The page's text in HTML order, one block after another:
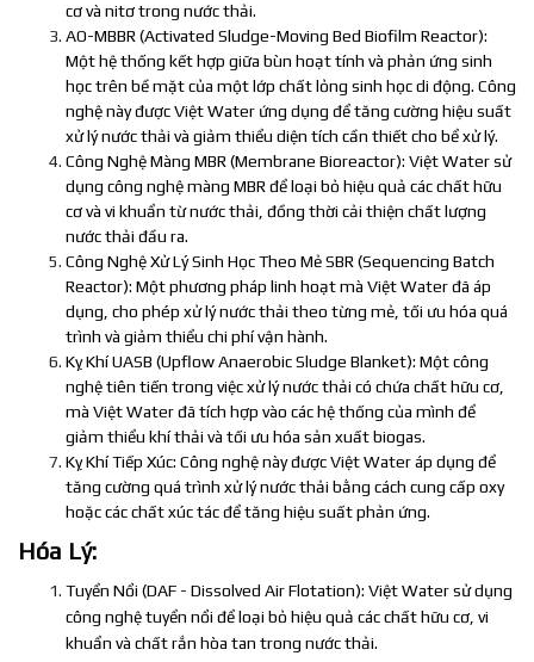
cơ và nitơ trong nước thải.
AO-MBBR (Activated Sludge-Moving Bed Biofilm Reactor):
Một hệ thống kết hợp giữa bùn hoạt tính và phản ứng sinh
học trên bề mặt của một lớp chất lỏng sinh học di động. Công
nghệ này được Việt Water ứng dụng để tăng cường hiệu suất
xử lý nước thải và giảm thiểu diện tích cần thiết cho bể xử lý.
Công Nghệ Màng MBR (Membrane Bioreactor): Việt Water sử
dụng công nghệ màng MBR để loại bỏ hiệu quả các chất hữu
cơ và vi khuẩn từ nước thải, đồng thời cải thiện chất lượng
nước thải đầu ra.
Công Nghệ Xử Lý Sinh Học Theo Mẻ SBR (Sequencing Batch
Reactor): Một phương pháp linh hoạt mà Việt Water đã áp
dụng, cho phép xử lý nước thải theo từng mẻ, tối ưu hóa quá
trình và giảm thiểu chi phí vận hành.
Kỵ Khí UASB (Upflow Anaerobic Sludge Blanket): Một công
nghệ tiên tiến trong việc xử lý nước thải có chứa chất hữu cơ,
mà Việt Water đã tích hợp vào các hệ thống của mình để
giảm thiểu khí thải và tối ưu hóa sản xuất biogas.
Kỵ Khí Tiếp Xúc: Công nghệ này được Việt Water áp dụng để
tăng cường quá trình xử lý nước thải bằng cách cung cấp oxy
hoặc các chất xúc tác để tăng hiệu suất phản ứng.
Hóa Lý:
Tuyển Nổi (DAF - Dissolved Air Flotation): Việt Water sử dụng
công nghệ tuyển nổi để loại bỏ hiệu quả các chất hữu cơ, vi
khuẩn và chất rắn hòa tan trong nước thải.